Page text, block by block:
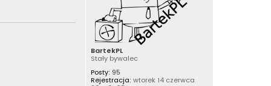
i
z
c
h
c
y
BartekPL
Stały bywalec
Posty: 95
Rejestracja: wtorek 14 czerwca